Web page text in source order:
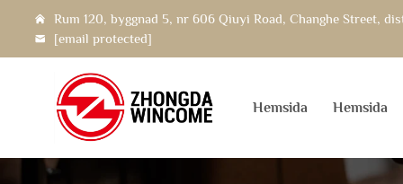
Rum 120, byggnad 5, nr 606 Qiuyi Road, Changhe Street,
[email protected]
Hemsida Hemsida